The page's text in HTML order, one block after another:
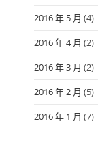
2016 年 5 月 (4)
2016 年 4 月 (2)
2016 年 3 月 (2)
2016 年 2 月 (5)
2016 年 1 月 (7)